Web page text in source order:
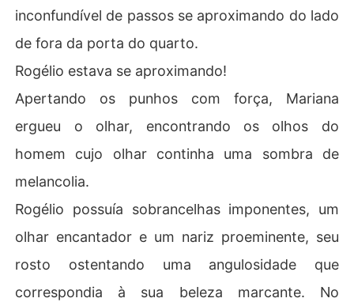
inconfundível de passos se aproximando do lado
de fora da porta do quarto.
Rogélio estava se aproximando!
Apertando os punhos com força, Mariana
ergueu o olhar, encontrando os olhos do
homem cujo olhar continha uma sombra de
melancolia.
Rogélio possuía sobrancelhas imponentes, um
olhar encantador e um nariz proeminente, seu
rosto ostentando uma angulosidade que
correspondia à sua beleza marcante. No